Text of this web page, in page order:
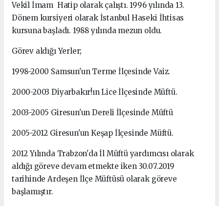
Vekil İmam Hatip olarak çalıştı. 1996 yılında 13.
Dönem kursiyeri olarak İstanbul Haseki İhtisas
kursuna başladı. 1988 yılında mezun oldu.
Görev aldığı Yerler;
1998-2000 Samsun'un Terme İlçesinde Vaiz.
2000-2003 Diyarbakır!ın Lice İlçesinde Müftü.
2003-2005 Giresun'un Dereli İlçesinde Müftü
2005-2012 Giresun'un Keşap İlçesinde Müftü.
2012 Yılında Trabzon'da İl Müftü yardımcısı olarak
aldığı göreve devam etmekte iken 30.07.2019
tarihinde Ardeşen İlçe Müftüsü olarak göreve
başlamıştır.